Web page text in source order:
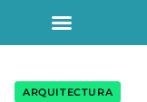
ARQUITECTURA